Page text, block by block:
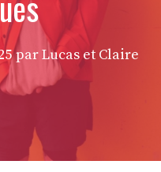
par Lucas et Claire